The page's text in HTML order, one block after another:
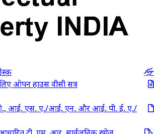
ओपन हाउस वीसी सत्र
आई. एस. ए./आई. एन. और आई. पी. ई. ए./